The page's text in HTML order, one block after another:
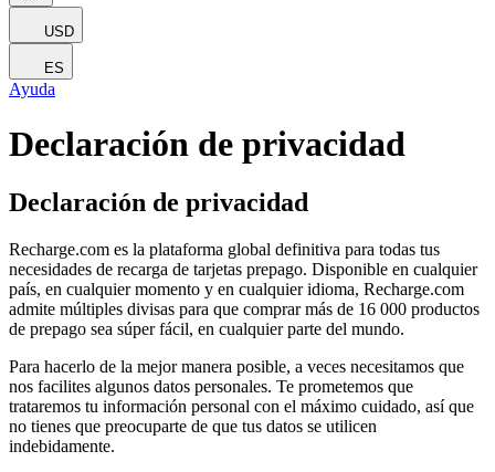
USD
ES
Ayuda
Declaración de privacidad
Declaración de privacidad
Recharge.com es la plataforma global definitiva para todas tus
necesidades de recarga de tarjetas prepago. Disponible en cualquier
país, en cualquier momento y en cualquier idioma, Recharge.com
admite múltiples divisas para que comprar más de 16 000 productos
de prepago sea súper fácil, en cualquier parte del mundo.
Para hacerlo de la mejor manera posible, a veces necesitamos que
nos facilites algunos datos personales. Te prometemos que
trataremos tu información personal con el máximo cuidado, así que
no tienes que preocuparte de que tus datos se utilicen
indebidamente.